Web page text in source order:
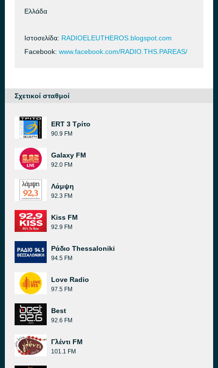
Ελλάδα
Ιστοσελίδα: RADIOELEUTHEROS.blogspot.com
Facebook: www.facebook.com/RADIO.THS.PAREAS/
Σχετικοί σταθμοί
ERT 3 Τρίτο
90.9 FM
Galaxy FM
92.0 FM
Λάμψη
92.3 FM
Kiss FM
92.9 FM
Ράδιο Thessaloniki
94.5 FM
Love Radio
97.5 FM
Best
92.6 FM
Γλέντι FM
101.1 FM